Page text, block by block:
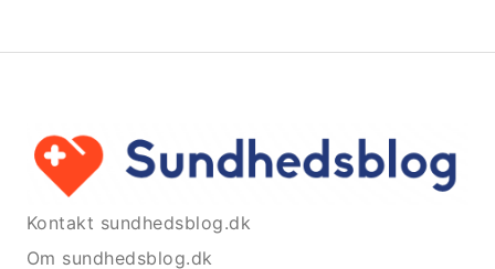
Kontakt sundhedsblog.dk
Om sundhedsblog.dk